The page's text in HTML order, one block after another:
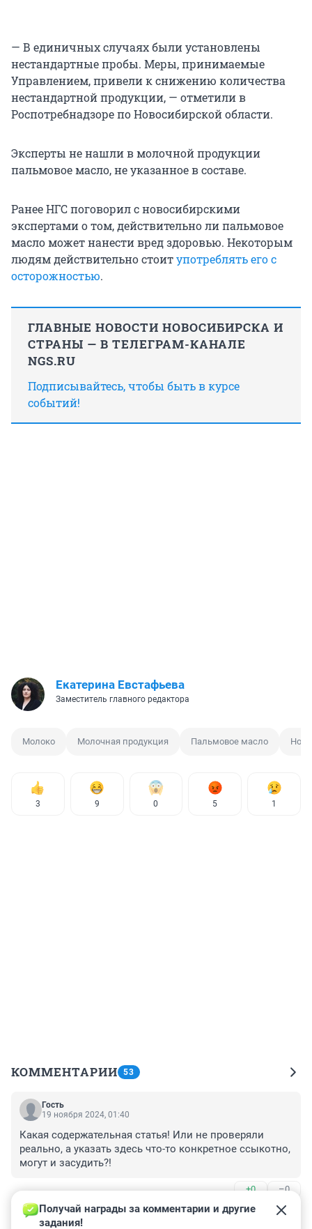
— В единичных случаях были установлены
нестандартные пробы. Меры, принимаемые
Управлением, привели к снижению количества
нестандартной продукции, — отметили в
Роспотребнадзоре по Новосибирской области.
Эксперты не нашли в молочной продукции
пальмовое масло, не указанное в составе.
Ранее НГС поговорил с новосибирскими
экспертами о том, действительно ли пальмовое
масло может нанести вред здоровью. Некоторым
людям действительно стоитупотреблять его с
осторожностью.
ГЛАВНЫЕ НОВОСТИ НОВОСИБИРСКА И
СТРАНЫ — В ТЕЛЕГРАМ-КАНАЛЕ
NGS.RU
Подписывайтесь, чтобы быть в курсе
событий!
Екатерина Евстафьева
Заместитель главного редактора
Молоко Молочная продукция Пальмовое масло
3 9 0 5 1
КОММЕНТАРИИ 53
Гость
19 ноября 2024, 01:40
Какая содержательная статья! Или не проверяли
реально, а указать здесь что-то конкретное ссыкотно,
могут и засудить?!
+0 –0
Гость
18 ноября 2024, 19:21
Получай награды за комментарии и другие
задания!